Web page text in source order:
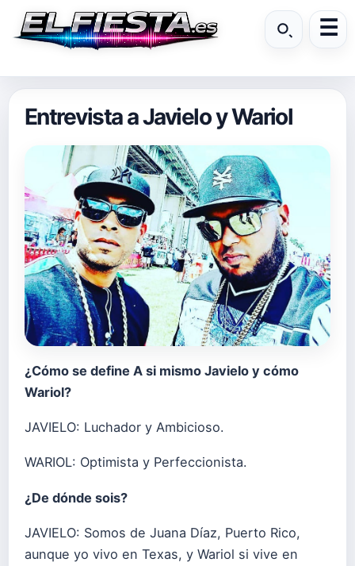
Entrevista a Javielo y Wariol
¿Cómo se define A si mismo Javielo y cómo
Wariol?
JAVIELO: Luchador y Ambicioso.
WARIOL: Optimista y Perfeccionista.
¿De dónde sois?
JAVIELO: Somos de Juana Díaz, Puerto Rico,
aunque yo vivo en Texas, y Wariol si vive en